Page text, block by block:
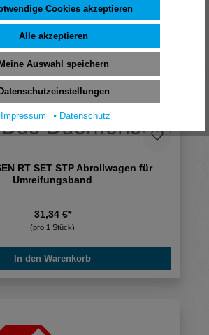
RT SET STP Abrollwagen für
Umreifungsband
31,34 €*
(pro 1 Stück)
In den Warenkorb
Cookies akzeptieren
Alle akzeptieren
Meine Auswahl speichern
Datenschutzeinstellungen
Impressum ⦁ Datenschutz